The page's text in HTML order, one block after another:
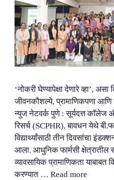
‘नोकरी घेण्यापेक्षा देणारे व्हा’,
जीवनकौशल्ये, प्रामाणिकपणा आणि
न्युज नेटवर्क पुणे : सूर्यदत्त कॉलेज
रिसर्च (SCPHR), बावधन येथे
विद्यार्थ्यांसाठी तीन दिवसांचा
आला. आधुनिक फार्मसी
व्यावसायिक प्रामाणिकता याबाबत
करण्यात … Read more